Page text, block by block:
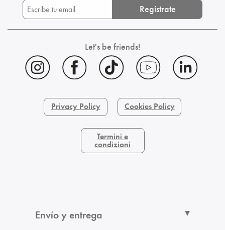
Regístrate
Let's be friends!
Privacy Policy Cookies Policy
Termini e
condizioni
Envío y entrega